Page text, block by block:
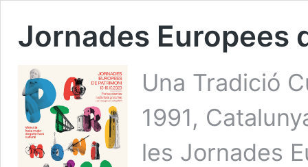
Jornades Europees
Una Tradició
1991,
les Jornades